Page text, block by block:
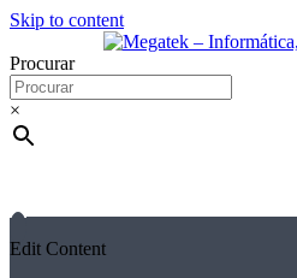
Skip to content
Procurar
×
Edit Content